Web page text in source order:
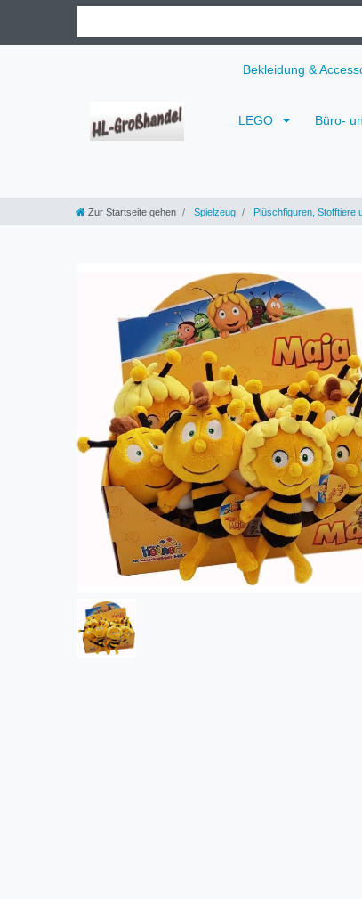
Bekleidung &
LEGO Büro-
Zur Startseite gehen Spielzeug Plüschfiguren, Stofftiere